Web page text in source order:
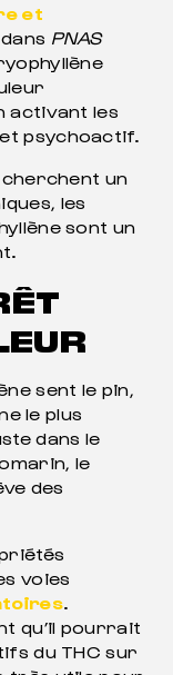
et
PNAS
activant les
psychoactif.
un
les
sont un
sent le pin,
le plus
dans le
le
des
voies
.
qu’il pourrait
du THC sur